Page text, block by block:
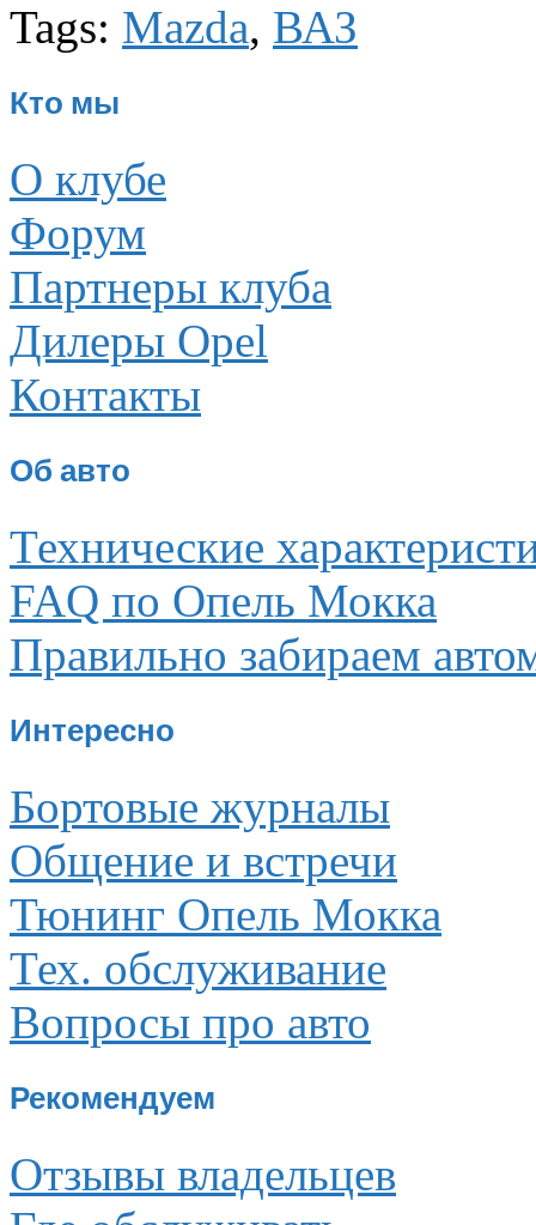
Tags: Mazda, ВАЗ
Кто мы
О клубе
Форум
Партнеры клуба
Дилеры Opel
Контакты
Об авто
Технические
FAQ по Опель Мокка
Правильно забираем
Интересно
Бортовые журналы
Общение и встречи
Тюнинг Опель Мокка
Тех. обслуживание
Вопросы про авто
Рекомендуем
Отзывы владельцев